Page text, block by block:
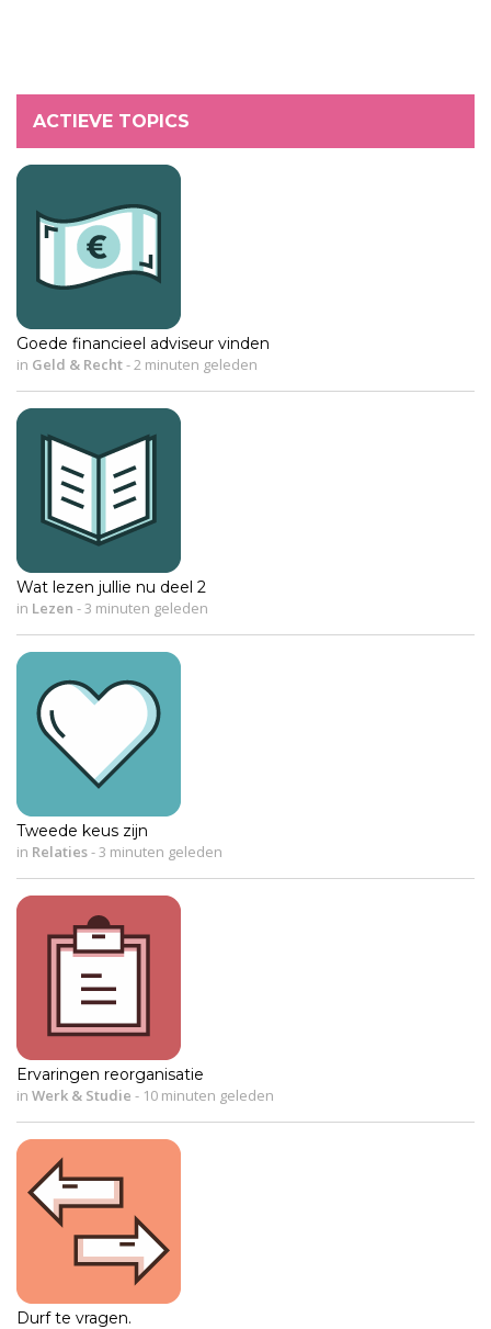
ACTIEVE TOPICS
Goede financieel adviseur vinden
in Geld & Recht-2 minuten geleden
Wat lezen jullie nu deel 2
in Lezen -3 minuten geleden
Tweede keus zijn
in Relaties-3 minuten geleden
Ervaringen reorganisatie
in Werk & Studie - 10 minuten geleden
Durf te vragen.